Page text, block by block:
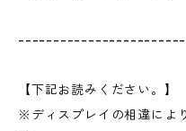
【下記お読みください。】
※ディスプレイの相違によ